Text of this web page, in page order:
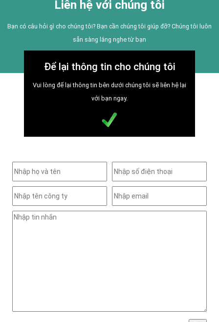
Liên hệ với chúng tôi
Bạn có câu hỏi gì cho chúng tôi? Bạn cần chúng tôi giúp đỡ? Chúng tôi luôn
sẵn sàng lắng nghe từ bạn
Để lại thông tin cho chúng tôi
Vui lòng để lại thông tin bên dưới chúng tôi sẽ liên hệ lại
với bạn ngay.